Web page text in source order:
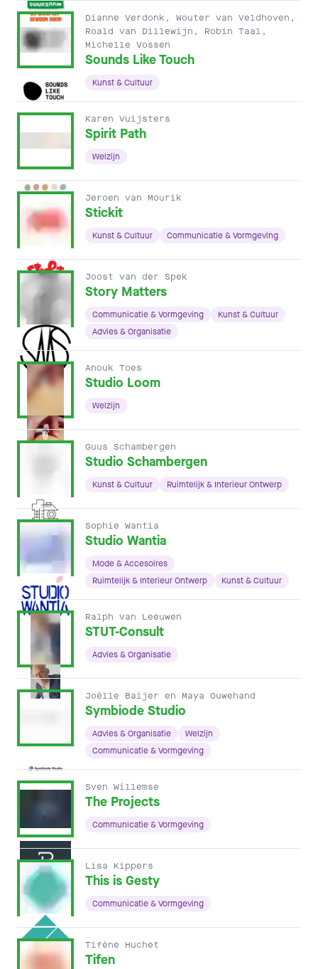
Dianne Verdonk, Wouter van Veldhoven,
Roald van Dillewijn, Robin Taal,
Michelle Vossen
Sounds Like Touch
Kunst & Cultuur
Karen Vuijsters
Spirit Path
Welzijn
Jeroen van Mourik
Stickit
Kunst & Cultuur Communicatie & Vormgeving
Joost van der Spek
Story Matters
Communicatie & Vormgeving
Kunst & Cultuur
Advies & Organisatie
Anouk Toes
Studio Loom
Welzijn
Guus Schambergen
Studio Schambergen
Kunst & Cultuur Ruimtelijk & Interieur Ontwerp
Sophie Wantia
Studio Wantia
Mode & Accesoires
Ruimtelijk & Interieur Ontwerp
Kunst & Cultuur
Ralph van Leeuwen
STUT-Consult
Advies & Organisatie
Joëlle Baijer en Maya Ouwehand
Symbiode Studio
Advies & Organisatie
Welzijn
Communicatie & Vormgeving
Sven Willemse
The Projects
Communicatie & Vormgeving
Lisa Kippers
This is Gesty
Communicatie & Vormgeving
Tifène Huchet
Tifen